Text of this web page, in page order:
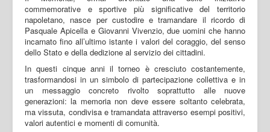
commemorative e sportive più significative del territorio
napoletano, nasce per custodire e tramandare il ricordo di
Pasquale Apicella e Giovanni Vivenzio, due uomini che hanno
incarnato fino all’ultimo istante i valori del coraggio, del senso
dello Stato e della dedizione al servizio dei cittadini.
In questi cinque anni il torneo è cresciuto costantemente,
trasformandosi in un simbolo di partecipazione collettiva e in
un messaggio concreto rivolto soprattutto alle nuove
generazioni: la memoria non deve essere soltanto celebrata,
ma vissuta, condivisa e tramandata attraverso esempi positivi,
valori autentici e momenti di comunità.